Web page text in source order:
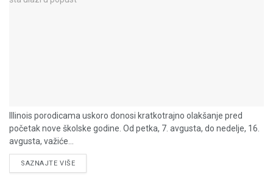
Illinois porodicama uskoro donosi kratkotrajno olakšanje pred
početak nove školske godine. Od petka, 7. avgusta, do nedelje, 16.
avgusta, važiće...
SAZNAJTE VIŠEDETAILS